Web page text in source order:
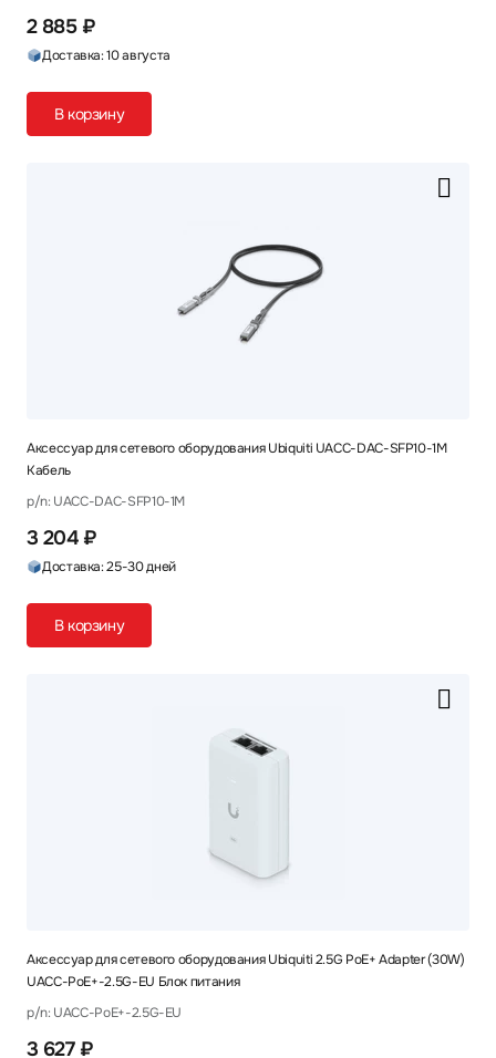
2 885 ₽
Доставка: 10 августа
В корзину
Аксессуар для сетевого оборудования Ubiquiti UACC-DAC-SFP10-1M
Кабель
p/n: UACC-DAC-SFP10-1M
3 204 ₽
Доставка: 25-30 дней
В корзину
Аксессуар для сетевого оборудования Ubiquiti 2.5G PoE+ Adapter (30W)
UACC-PoE+-2.5G-EU Блок питания
p/n: UACC-PoE+-2.5G-EU
3 627 ₽